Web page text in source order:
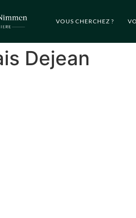
VOUS CHERCHEZ ?
Dejean